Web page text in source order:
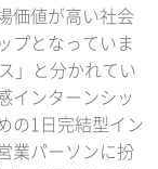
価値が高い社会
プとなっていま
」と分かれてい
インターンシッ
の1日完結型イン
業パーソンに扮